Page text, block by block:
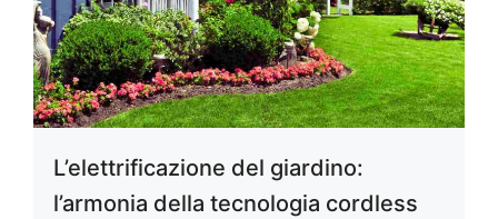
L’elettrificazione del giardino:
l’armonia della tecnologia cordless